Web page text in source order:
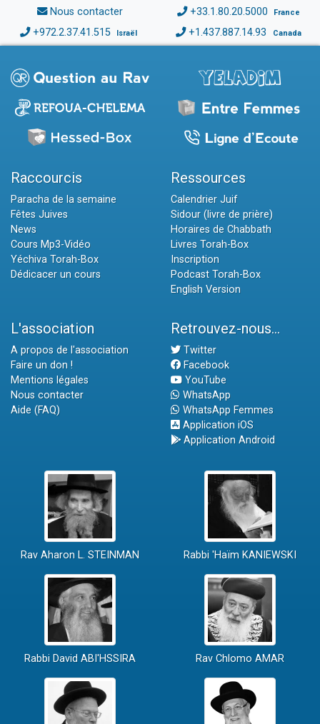
Nous contacter +33.1.80.20.5000 France
+972.2.37.41.515 Israël +1.437.887.14.93 Canada
Raccourcis
Paracha de la semaine
Fêtes Juives
News
Cours Mp3-Vidéo
Yéchiva Torah-Box
Dédicacer un cours
Ressources
Calendrier Juif
Sidour (livre de prière)
Horaires de Chabbath
Livres Torah-Box
Inscription
Podcast Torah-Box
English Version
L'association
A propos de l'association
Faire un don !
Mentions légales
Nous contacter
Aide (FAQ)
Retrouvez-nous...
Twitter
Facebook
YouTube
WhatsApp
WhatsApp Femmes
Application iOS
Application Android
Rav Aharon L. STEINMAN Rabbi 'Haïm KANIEWSKI
Rabbi David ABI'HSSIRA Rav Chlomo AMAR